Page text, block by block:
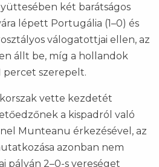
két barátságos
lépett Portugália (1–0) és
válogatottjai ellen, az
állt be, míg a hollandok
percet szerepelt.
korszak vette kezdetét
a kispadról való
Munteanu érkezésével, az
azonban nem
pályán 2–0-s vereséget